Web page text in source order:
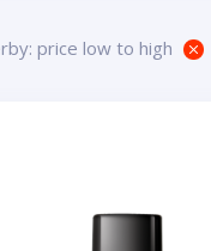
price low to high